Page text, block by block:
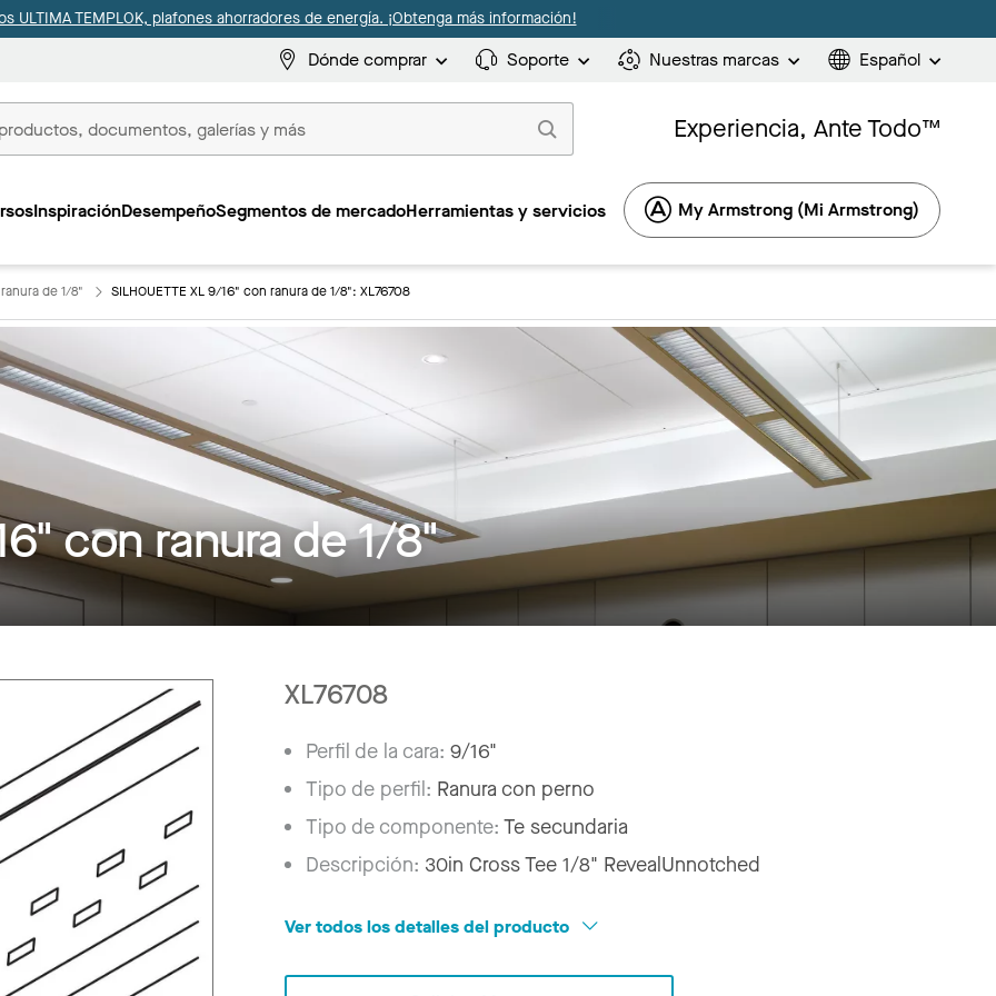
ULTIMA TEMPLOK, plafones ahorradores de energía. ¡Obtenga más información!
Dónde comprar Soporte Nuestras marcas Español
Experiencia, Ante Todo™
InspiraciónDesempeñoSegmentos de mercadoHerramientas y servicios My Armstrong (Mi Armstrong)
de 1/8" SILHOUETTE XL 9/16" con ranura de 1/8": XL76708
con ranura de 1/8"
XL76708
Perfil de la cara:9/16"
Tipo de perfil: Ranura con perno
Tipo de componente:Te secundaria
Descripción: 30in Cross Tee 1/8" RevealUnnotched
Ver todos los detalles del producto